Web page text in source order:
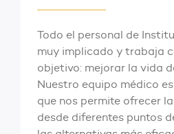
Todo el personal de
muy implicado y trabaja
objetivo: mejorar la vida
Nuestro equipo médico
que nos permite ofrecer
desde diferentes puntos